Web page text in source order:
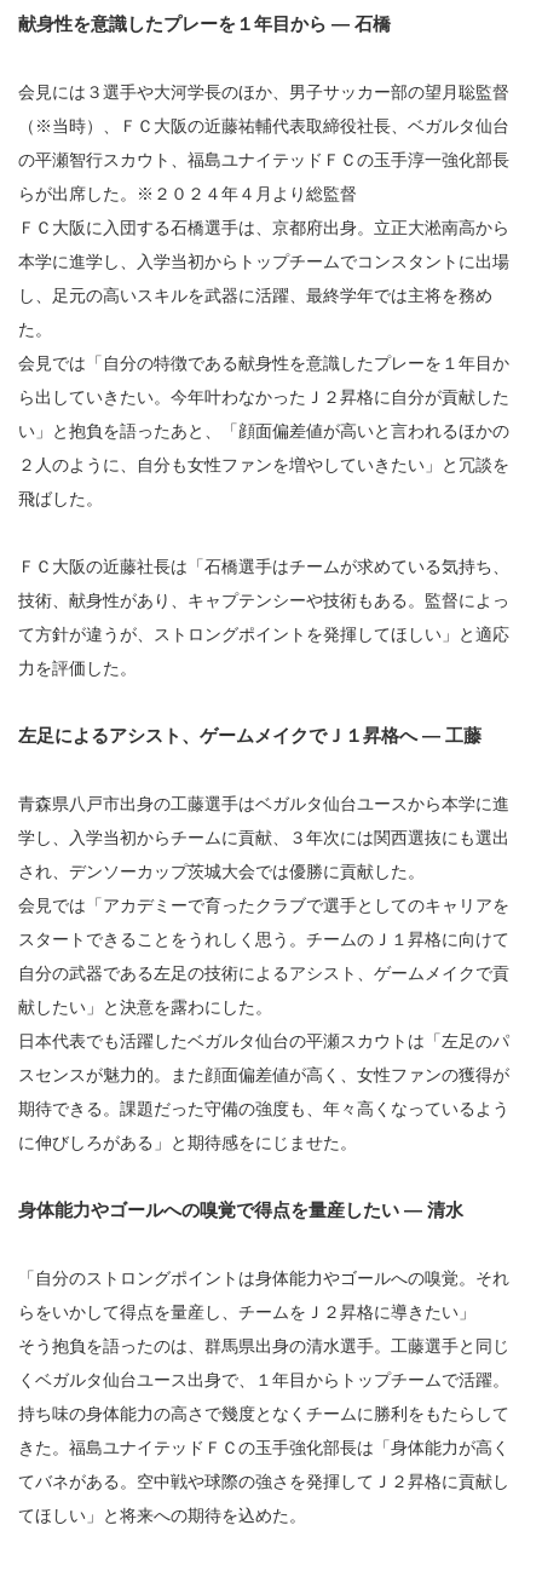
献身性を意識したプレーを１年目から ― 石橋
会見には３選手や大河学長のほか、男子サッカー部の望月聡監督
（※当時）、ＦＣ大阪の近藤祐輔代表取締役社長、ベガルタ仙台
の平瀬智行スカウト、福島ユナイテッドＦＣの玉手淳一強化部長
らが出席した。※２０２４年４月より総監督
ＦＣ大阪に入団する石橋選手は、京都府出身。立正大淞南高から
本学に進学し、入学当初からトップチームでコンスタントに出場
し、足元の高いスキルを武器に活躍、最終学年では主将を務め
た。
会見では「自分の特徴である献身性を意識したプレーを１年目か
ら出していきたい。今年叶わなかったＪ２昇格に自分が貢献した
い」と抱負を語ったあと、「顔面偏差値が高いと言われるほかの
２人のように、自分も女性ファンを増やしていきたい」と冗談を
飛ばした。
ＦＣ大阪の近藤社長は「石橋選手はチームが求めている気持ち、
技術、献身性があり、キャプテンシーや技術もある。監督によっ
て方針が違うが、ストロングポイントを発揮してほしい」と適応
力を評価した。
左足によるアシスト、ゲームメイクでＪ１昇格へ ― 工藤
青森県八戸市出身の工藤選手はベガルタ仙台ユースから本学に進
学し、入学当初からチームに貢献、３年次には関西選抜にも選出
され、デンソーカップ茨城大会では優勝に貢献した。
会見では「アカデミーで育ったクラブで選手としてのキャリアを
スタートできることをうれしく思う。チームのＪ１昇格に向けて
自分の武器である左足の技術によるアシスト、ゲームメイクで貢
献したい」と決意を露わにした。
日本代表でも活躍したベガルタ仙台の平瀬スカウトは「左足のパ
スセンスが魅力的。また顔面偏差値が高く、女性ファンの獲得が
期待できる。課題だった守備の強度も、年々高くなっているよう
に伸びしろがある」と期待感をにじませた。
身体能力やゴールへの嗅覚で得点を量産したい ― 清水
「自分のストロングポイントは身体能力やゴールへの嗅覚。それ
らをいかして得点を量産し、チームをＪ２昇格に導きたい」
そう抱負を語ったのは、群馬県出身の清水選手。工藤選手と同じ
くベガルタ仙台ユース出身で、１年目からトップチームで活躍。
持ち味の身体能力の高さで幾度となくチームに勝利をもたらして
きた。福島ユナイテッドＦＣの玉手強化部長は「身体能力が高く
てバネがある。空中戦や球際の強さを発揮してＪ２昇格に貢献し
てほしい」と将来への期待を込めた。